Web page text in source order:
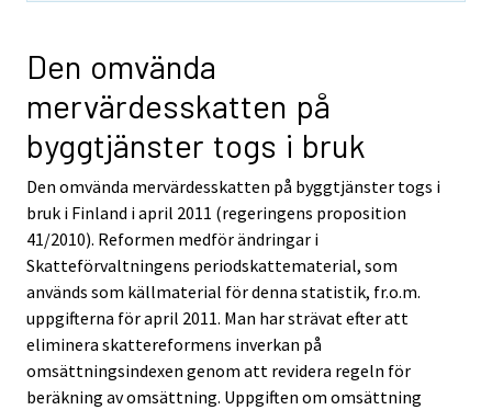
Den omvända
mervärdesskatten på
byggtjänster togs i bruk
Den omvända mervärdesskatten på byggtjänster togs i
bruk i Finland i april 2011 (regeringens proposition
41/2010). Reformen medför ändringar i
Skatteförvaltningens periodskattematerial, som
används som källmaterial för denna statistik, fr.o.m.
uppgifterna för april 2011. Man har strävat efter att
eliminera skattereformens inverkan på
omsättningsindexen genom att revidera regeln för
beräkning av omsättning. Uppgiften om omsättning